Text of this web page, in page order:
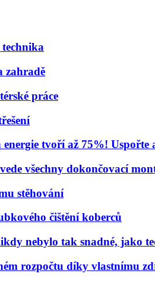
zahradě
práce
tvoří až 75%! Uspořte
všechny dokončovací
stěhování
čištění koberců
nebylo tak snadné, jako
rozpočtu díky vlastnímu